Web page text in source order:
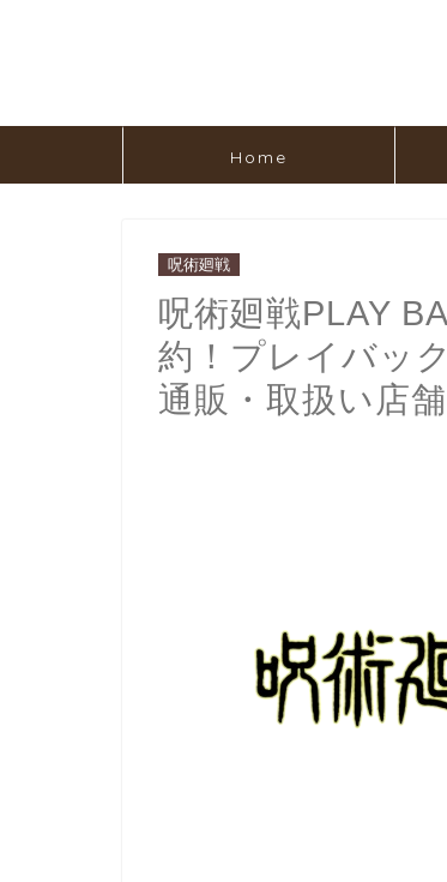
Home
呪術廻戦
呪術廻戦PLAY
約！プレイバッ
通販・取扱い店舗